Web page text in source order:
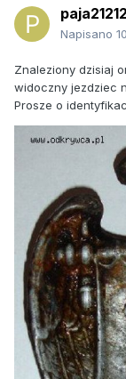
Napisano
Znaleziony dzisiaj
widoczny jezdziec
Prosze o